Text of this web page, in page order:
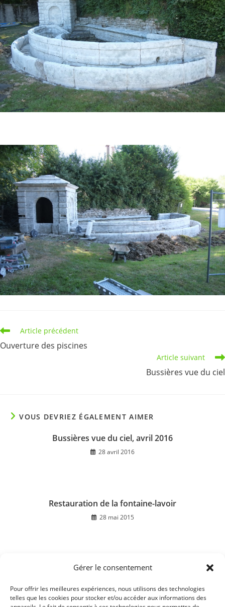
Gérer le consentement
Pour offrir les meilleures expériences, nous utilisons des technologies
telles que les cookies pour stocker et/ou accéder aux informations des
Read
articles
Article précédent
Ouverture des piscines
Article suivant
Bussières vue du ciel
VOUS DEVRIEZ ÉGALEMENT AIMER
Bussières vue du ciel, avril 2016
28 avril 2016
Restauration de la fontaine-lavoir
28 mai 2015
Location appartement T2